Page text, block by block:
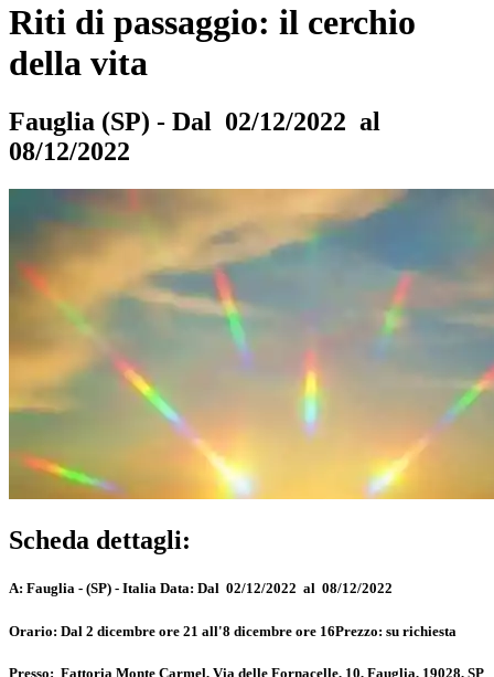
Riti di passaggio: il cerchio
della vita
Fauglia (SP) - Dal 02/12/2022 al
08/12/2022
Scheda dettagli:
A: Fauglia - (SP) - Italia Data: Dal 02/12/2022 al 08/12/2022
Orario: Dal 2 dicembre ore 21 all'8 dicembre ore 16Prezzo: su richiesta
Presso: Fattoria Monte Carmel, Via delle Fornacelle, 10, Fauglia, 19028, SP